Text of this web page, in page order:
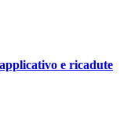
e ricadute